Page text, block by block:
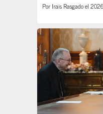
Por Irais Rasgadoel